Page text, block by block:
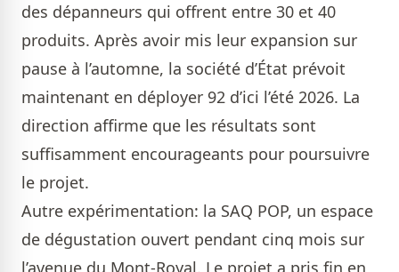
des dépanneurs qui offrent entre 30 et 40
produits. Après avoir mis leur expansion sur
pause à l’automne, la société d’État prévoit
maintenant en déployer 92 d’ici l’été 2026. La
direction affirme que les résultats sont
suffisamment encourageants pour poursuivre
le projet.
Autre expérimentation: la SAQ POP, un espace
de dégustation ouvert pendant cinq mois sur
l’avenue du Mont-Royal. Le projet a pris fin en